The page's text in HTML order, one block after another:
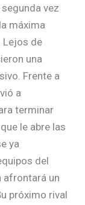
vez
máxima
Lejos de
una
Frente a
a
terminar
le abre las
ya
del
afrontará un
próximo rival